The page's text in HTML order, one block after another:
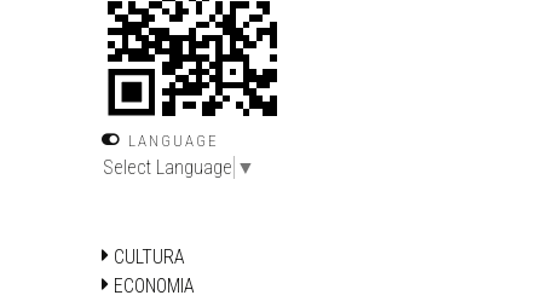
LANGUAGE
Select Language ▼
CULTURA
ECONOMIA